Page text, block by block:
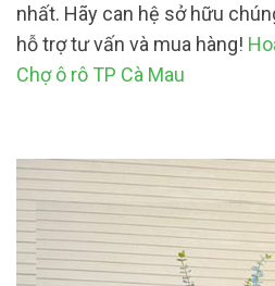
nhất. Hãy can hệ sở hữu
hỗ trợ tư vấn và mua hàng!
Chợ ô rô TP Cà Mau